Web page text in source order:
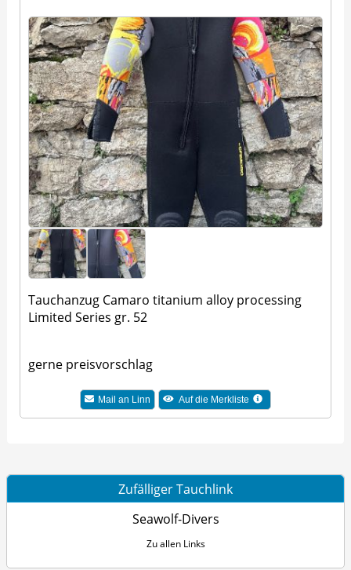
Tauchanzug Camaro titanium alloy processing
Limited Series gr. 52
gerne preisvorschlag
Mail an Linn Auf die Merkliste
Zufälliger Tauchlink
Seawolf-Divers
Zu allen Links